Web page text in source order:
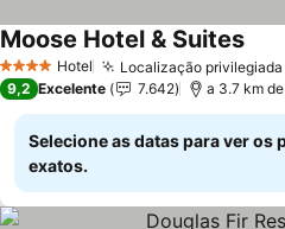
4 EstrelasHotel Localização
Moose Hotel & Suites
9,2 Excelente 7.642 a 3.7 km
Selecione as datas para ver os
exatos.